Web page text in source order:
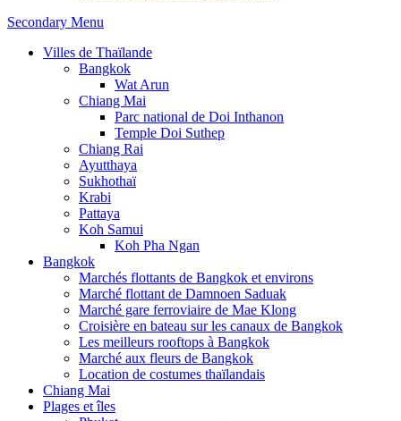
Secondary Menu
Villes de Thaïlande
Bangkok
Wat Arun
Chiang Mai
Parc national de Doi Inthanon
Temple Doi Suthep
Chiang Rai
Ayutthaya
Sukhothaï
Krabi
Pattaya
Koh Samui
Koh Pha Ngan
Bangkok
Marchés flottants de Bangkok et environs
Marché flottant de Damnoen Saduak
Marché gare ferroviaire de Mae Klong
Croisière en bateau sur les canaux de Bangkok
Les meilleurs rooftops à Bangkok
Marché aux fleurs de Bangkok
Location de costumes thaïlandais
Chiang Mai
Plages et îles